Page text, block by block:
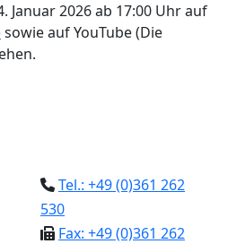
Januar 2026 ab 17:00 Uhr auf
sowie auf YouTube (Die
Tel.: +49 (0)361 262
530
Fax: +49 (0)361 262